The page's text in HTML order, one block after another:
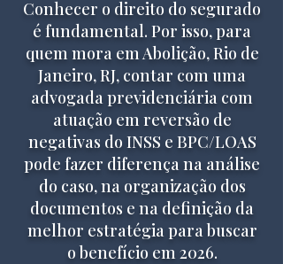
Conhecer o direito do segurado
é fundamental. Por isso, para
quem mora em Abolição, Rio de
Janeiro, RJ, contar com uma
advogada previdenciária com
atuação em reversão de
negativas do INSS e BPC/LOAS
pode fazer diferença na análise
do caso, na organização dos
documentos e na definição da
melhor estratégia para buscar
o benefício em 2026.